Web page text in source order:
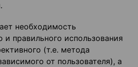
необходимость
и правильного использования
(т.е. метода
от пользователя), а